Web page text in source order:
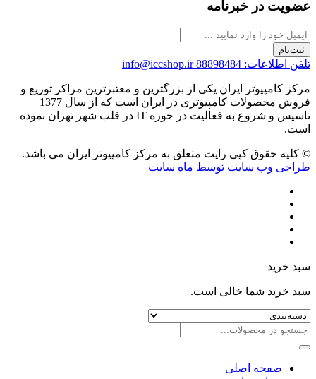
عضویت در خبرنامه
ثبت‌نام
تلفن اطلاعات: 88898484 info@iccshop.ir
مرکز کامپیوتر ایران یکی از بزرگترین و معتبرترین مراکز توزیع و
فروش محصولات کامپیوتری در ایران است که از سال 1377
تاسیس و شروع به فعالیت در حوزه IT در قلب شهر تهران نموده
است.
© کلیه حقوق کپی رایت متعلق به مرکز کامپیوتر ایران می باشد. |
طراحی وب سایت توسط ماه سایت
سبد خرید
سبد خرید شما خالی است.
صفحه اصلی